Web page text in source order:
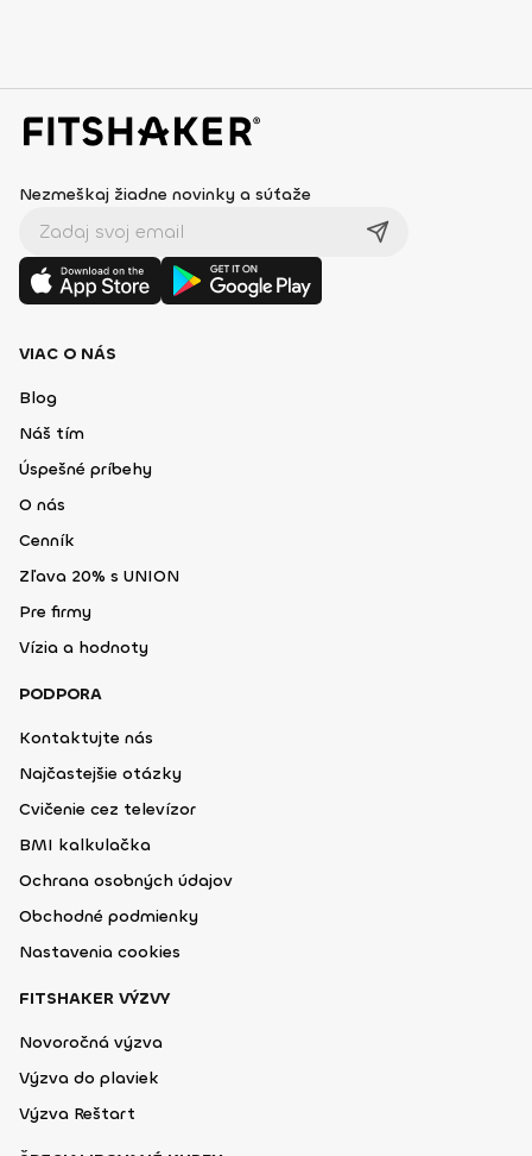
Nezmeškaj žiadne novinky a súťaže
VIAC O NÁS
Blog
Náš tím
Úspešné príbehy
O nás
Cenník
Zľava 20% s UNION
Pre firmy
Vízia a hodnoty
PODPORA
Kontaktujte nás
Najčastejšie otázky
Cvičenie cez televízor
BMI kalkulačka
Ochrana osobných údajov
Obchodné podmienky
Nastavenia cookies
FITSHAKER VÝZVY
Novoročná výzva
Výzva do plaviek
Výzva Reštart